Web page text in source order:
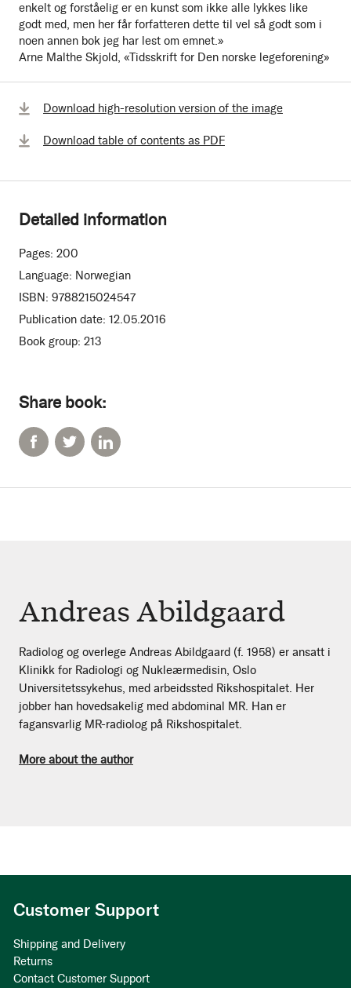
enkelt og forståelig er en kunst som ikke alle lykkes like
godt med, men her får forfatteren dette til vel så godt som i
noen annen bok jeg har lest om emnet.»
Arne Malthe Skjold, «Tidsskrift for Den norske legeforening»
Share book:
Download high-resolution version of the image
Download table of contents as PDF
Detailed information
Pages: 200
Language: Norwegian
ISBN: 9788215024547
Publication date: 12.05.2016
Book group: 213
Andreas Abildgaard
Radiolog og overlege Andreas Abildgaard (f. 1958) er ansatt i
Klinikk for Radiologi og Nukleærmedisin, Oslo
Universitetssykehus, med arbeidssted Rikshospitalet. Her
jobber han hovedsakelig med abdominal MR. Han er
fagansvarlig MR-radiolog på Rikshospitalet.
More about the author
Customer Support
Shipping and Delivery
Returns
Contact Customer Support